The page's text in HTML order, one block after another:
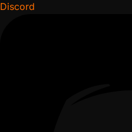
Discord